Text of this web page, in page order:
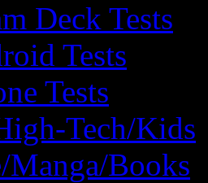
Deck Tests
Tests
Tests
Tech/Kids
Books